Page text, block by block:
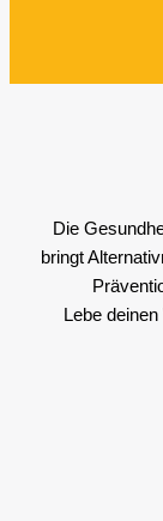
Die
bringt
Lebe